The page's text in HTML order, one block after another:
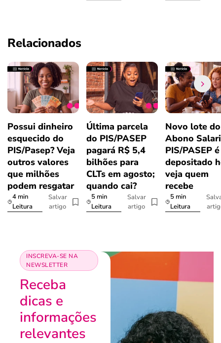
Relacionados
Possui dinheiro
esquecido do
PIS/Pasep? Veja
outros valores
que milhões
podem resgatar
4 min
Leitura
Salvar
artigo
Última parcela
do PIS/PASEP
pagará R$ 5,4
bilhões para
CLTs em agosto;
quando cai?
5 min
Leitura
Salvar
artigo
Novo lote do
Abono
PIS/PASEP é
depositado
veja quem
recebe
5 min
Leitura
INSCREVA-SE NA
NEWSLETTER
Receba
dicas e
informações
relevantes